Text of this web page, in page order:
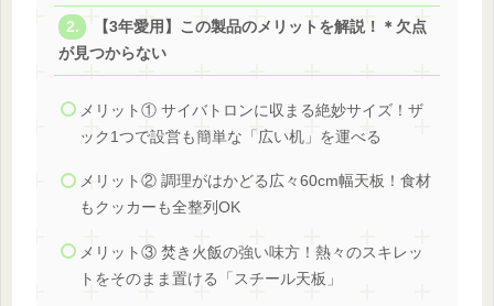
【3年愛用】この製品のメリットを解説！＊欠点
が見つからない
メリット① サイバトロンに収まる絶妙サイズ！ザ
ック1つで設営も簡単な「広い机」を運べる
メリット② 調理がはかどる広々60cm幅天板！食材
もクッカーも全整列OK
メリット③ 焚き火飯の強い味方！熱々のスキレッ
トをそのまま置ける「スチール天板」